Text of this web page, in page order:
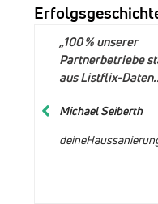
„100 % unserer
Partnerbetriebe
aus Listflix-
Michael Seiberth